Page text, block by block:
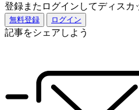
登録またログインしてディスカ
無料登録 ログイン
記事をシェアしよう